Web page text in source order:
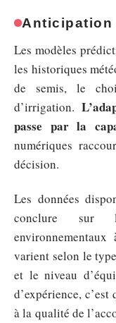
Anticipation
Les modèles
les historiques
de semis, le
d’irrigation.
passe par la
numériques
décision.
Les données
conclure sur
varient selon le
et le niveau
d’expérience,
à la qualité de